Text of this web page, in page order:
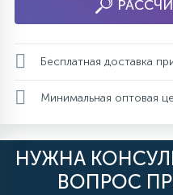
Бесплатная доставка
Минимальная оптовая
НУЖНА
ВОПРОС